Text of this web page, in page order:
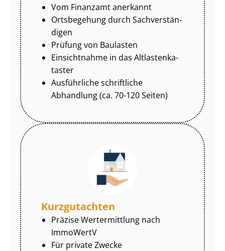
Vom Finanzamt anerkannt
Ortsbegehung durch Sach­ver­stän­
di­gen
Prüfung von Baulasten
Einsichtnahme in das Alt­las­ten­ka­
tas­ter
Ausführliche schriftliche
Abhandlung (ca. 70-120 Seiten)
Kurzgutachten
Präzise Wertermittlung nach
ImmoWertV
Für private Zwecke